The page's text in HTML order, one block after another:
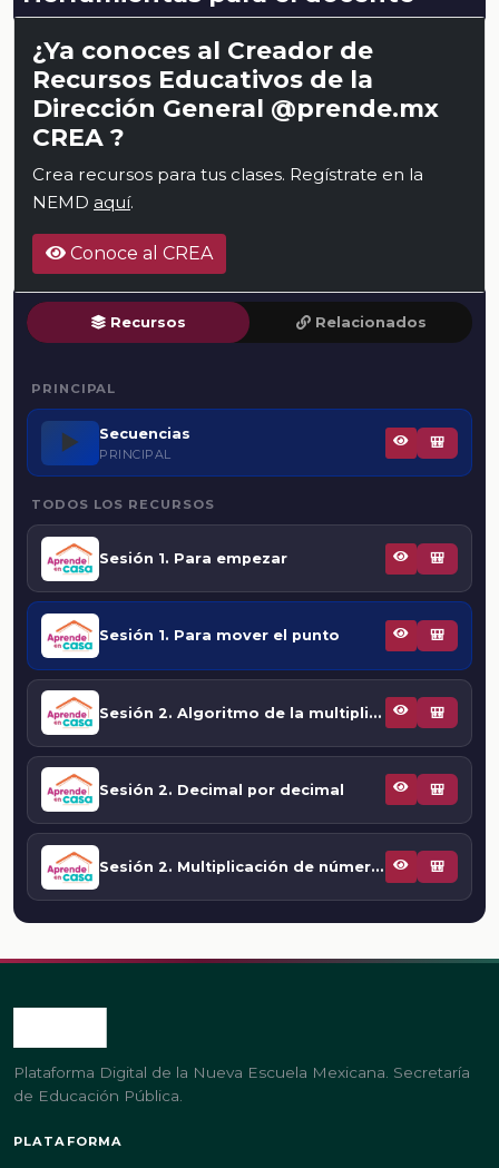
¿Ya conoces al Creador de
Recursos Educativos de la
Dirección General @prende.mx
CREA ?
Crea recursos para tus clases. Regístrate en la
NEMD aquí.
Conoce al CREA
Recursos Relacionados
PRINCIPAL
▶️ Secuencias
PRINCIPAL
🎒
TODOS LOS RECURSOS
Sesión 1. Para empezar 🎒
Sesión 1. Para mover el punto 🎒
Sesión 2. Algoritmo de la multiplicación con números decimales 🎒
Sesión 2. Decimal por decimal 🎒
Sesión 2. Multiplicación de números decimales 🎒
Plataforma Digital de la Nueva Escuela Mexicana. Secretaría
de Educación Pública.
PLATAFORMA